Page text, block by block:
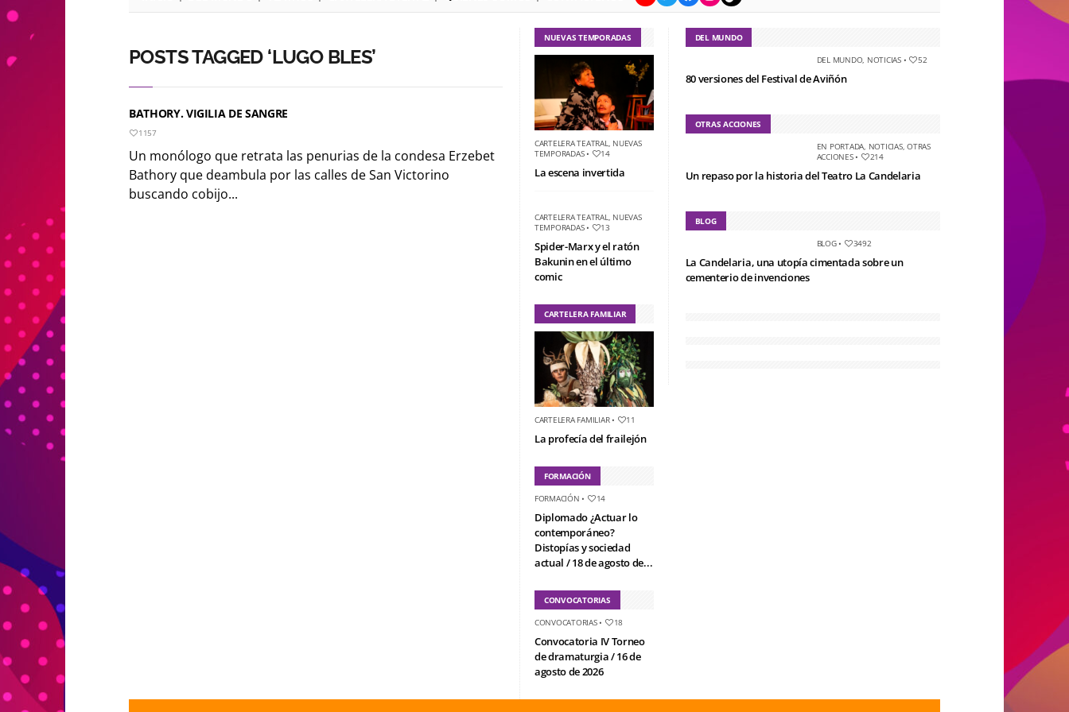
POSTS TAGGED ‘LUGO BLES’
BATHORY. VIGILIA DE SANGRE
1157
Un monólogo que retrata las penurias de la condesa Erzebet
Bathory que deambula por las calles de San Victorino
buscando cobijo...
NUEVAS TEMPORADAS
CARTELERA TEATRAL, NUEVAS
TEMPORADAS• 14
La escena invertida
CARTELERA TEATRAL, NUEVAS
TEMPORADAS• 13
Spider-Marx y el ratón
Bakunin en el último
comic
CARTELERA FAMILIAR
CARTELERA FAMILIAR• 11
La profecía del frailejón
FORMACIÓN
FORMACIÓN • 14
Diplomado ¿Actuar lo
contemporáneo?
Distopías y sociedad
actual / 18 de agosto de...
CONVOCATORIAS
CONVOCATORIAS• 18
Convocatoria IV Torneo
de dramaturgia / 16 de
agosto de 2026
DEL MUNDO
DEL MUNDO, NOTICIAS• 52
80 versiones del Festival de Aviñón
OTRAS ACCIONES
EN PORTADA, NOTICIAS,OTRAS
ACCIONES• 214
Un repaso por la historia del Teatro La Candelaria
BLOG
BLOG• 3492
La Candelaria, una utopía cimentada sobre un
cementerio de invenciones